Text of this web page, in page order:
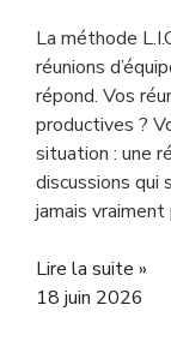
La méthode
réunions
répond. Vos
productives ?
situation : une
discussions qui
jamais vraiment
Lire la suite »
18 juin 2026